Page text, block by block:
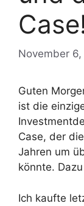
November
Guten
ist die
Case, der
Jahren um
könnte.
Ich kaufte